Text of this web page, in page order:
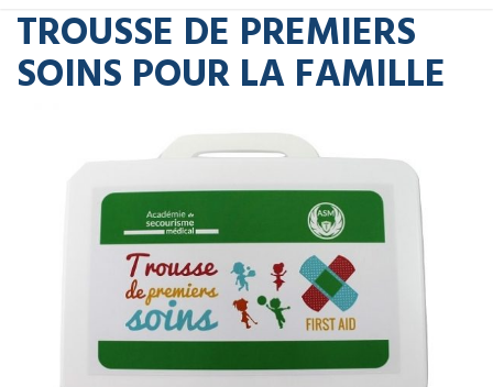
TROUSSE DE PREMIERS
SOINS POUR LA FAMILLE